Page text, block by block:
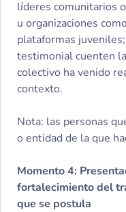
líderes comunitarios
u organizaciones
plataformas
testimonial cuenten
colectivo ha venido
contexto.
Nota: las personas
o entidad de la que
Momento 4:
fortalecimiento del
que se postula